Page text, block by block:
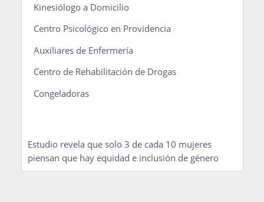
Kinesiólogo a Domicilio
Centro Psicológico en Providencia
Auxiliares de Enfermería
Centro de Rehabilitación de Drogas
Congeladoras
Estudio revela que solo 3 de cada 10 mujeres
piensan que hay equidad e inclusión de género